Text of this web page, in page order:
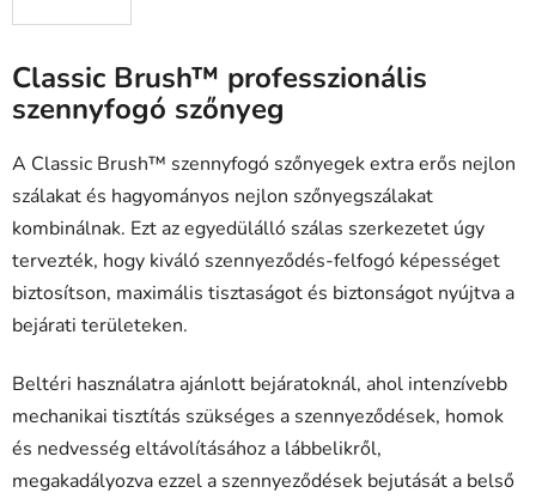
Classic Brush™ professzionális
szennyfogó szőnyeg
A Classic Brush™ szennyfogó szőnyegek extra erős nejlon
szálakat és hagyományos nejlon szőnyegszálakat
kombinálnak. Ezt az egyedülálló szálas szerkezetet úgy
tervezték, hogy kiváló szennyeződés-felfogó képességet
biztosítson, maximális tisztaságot és biztonságot nyújtva a
bejárati területeken.
Beltéri használatra ajánlott bejáratoknál, ahol intenzívebb
mechanikai tisztítás szükséges a szennyeződések, homok
és nedvesség eltávolításához a lábbelikről,
megakadályozva ezzel a szennyeződések bejutását a belső